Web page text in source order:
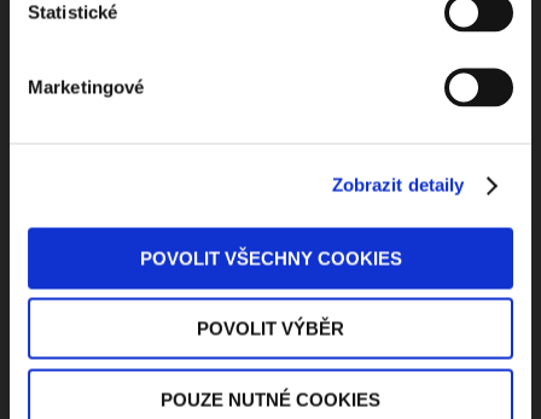
Statistické
Marketingové
Zobrazit detaily
POVOLIT VŠECHNY COOKIES
POVOLIT VÝBĚR
POUZE NUTNÉ COOKIES
ODEBÍRAT NEWSLETTER